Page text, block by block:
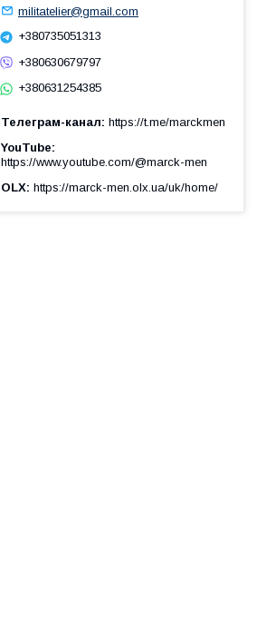
militatelier@gmail.com
+380735051313
+380630679797
+380631254385
Телеграм-канал https://t.me/marckmen
YouTube
https://www.youtube.com/@marck-men
OLX https://marck-men.olx.ua/uk/home/